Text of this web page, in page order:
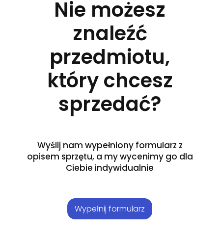
Nie możesz
znaleźć
przedmiotu,
który chcesz
sprzedać?
Wyślij nam wypełniony formularz z
opisem sprzętu, a my wycenimy go dla
Ciebie indywidualnie
Wypełnij formularz